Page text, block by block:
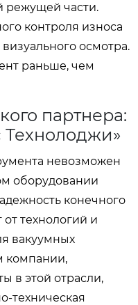
режущей части.
контроля износа
осмотра.
раньше, чем
партнера:
Технолоджи»
невозможен
оборудовании
конечного
технологий и
вакуумных
компании,
в этой отрасли,
техническая